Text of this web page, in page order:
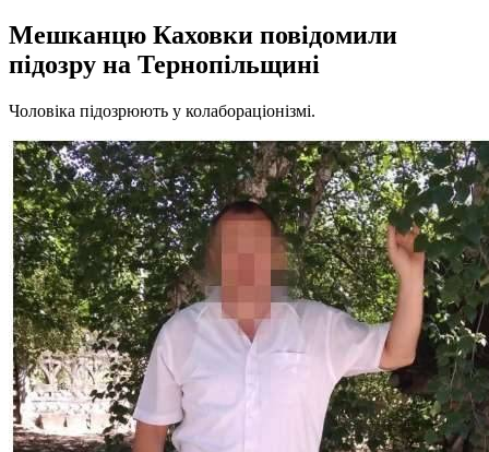
Мешканцю Каховки повідомили
підозру на Тернопільщині
Чоловіка підозрюють у колабораціонізмі.